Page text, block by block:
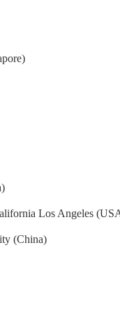
Los Angeles
(China)